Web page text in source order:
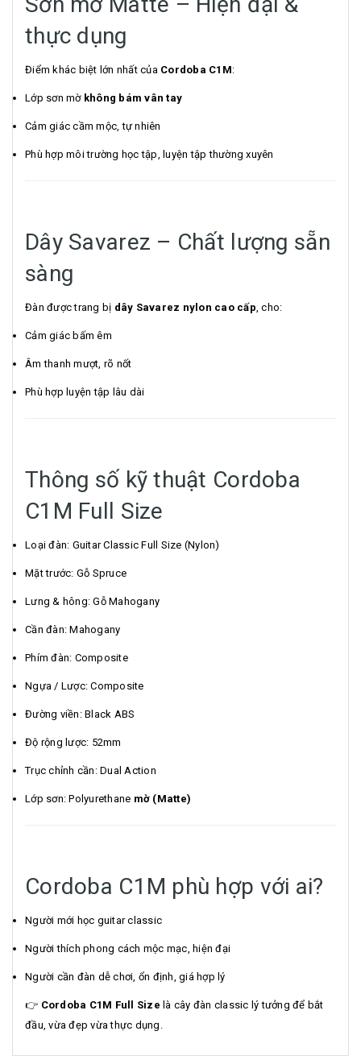
thực dụng
Điểm khác biệt lớn nhất của Cordoba C1M:
Lớp sơn mờ không bám vân tay
Cảm giác cầm mộc, tự nhiên
Phù hợp môi trường học tập, luyện tập thường xuyên
Dây Savarez – Chất lượng sẵn
sàng
Đàn được trang bị dây Savarez nylon cao cấp, cho:
Cảm giác bấm êm
Âm thanh mượt, rõ nốt
Phù hợp luyện tập lâu dài
Thông số kỹ thuật Cordoba
C1M Full Size
Loại đàn: Guitar Classic Full Size (Nylon)
Mặt trước: Gỗ Spruce
Lưng & hông: Gỗ Mahogany
Cần đàn: Mahogany
Phím đàn: Composite
Ngựa / Lược: Composite
Đường viền: Black ABS
Độ rộng lược: 52mm
Trục chỉnh cần: Dual Action
Lớp sơn: Polyurethane mờ (Matte)
Cordoba C1M phù hợp với ai?
Người mới học guitar classic
Người thích phong cách mộc mạc, hiện đại
Người cần đàn dễ chơi, ổn định, giá hợp lý
👉 Cordoba C1M Full Size là cây đàn classic lý tưởng để bắt
đầu, vừa đẹp vừa thực dụng.